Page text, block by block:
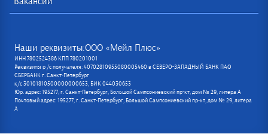
Наши реквизиты:ООО «Мейл Плюс»
ИНН 7802524386 КПП 780201001
Реквизиты р /с получателя: 40702810955080005460 в СЕВЕРО-ЗАПАДНЫЙ БАНК ПАО
СБЕРБАНК г. Санкт-Петербург
к/с 30101810500000000653, БИК 044030653
Юр. адрес: 195277, г. Санкт-Петербург, Большой Сампсониевский пр-кт, дом № 29, литера А
Почтовый адрес: 195277, г. Санкт-Петербург, Большой Сампсониевский пр-кт, дом № 29, литера
А